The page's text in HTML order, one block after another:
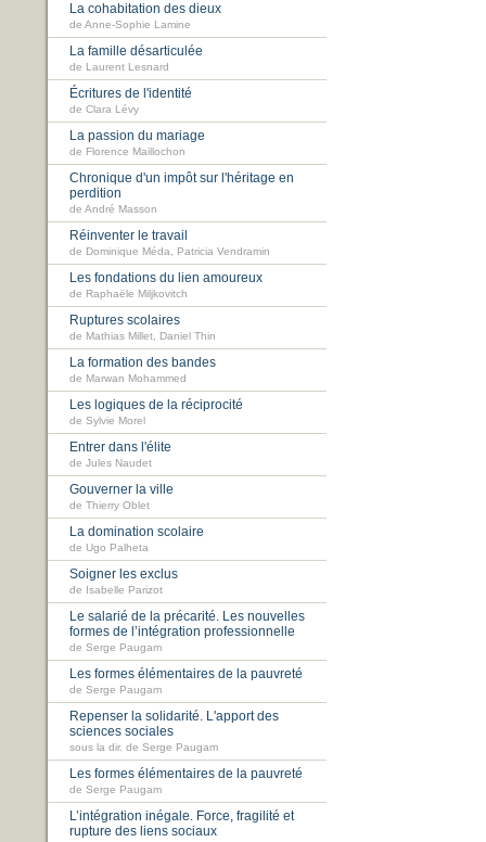
La cohabitation des dieux
de Anne-Sophie Lamine
La famille désarticulée
de Laurent Lesnard
Écritures de l'identité
de Clara Lévy
La passion du mariage
de Florence Maillochon
Chronique d'un impôt sur l'héritage en
perdition
de André Masson
Réinventer le travail
de Dominique Méda, Patricia Vendramin
Les fondations du lien amoureux
de Raphaële Miljkovitch
Ruptures scolaires
de Mathias Millet, Daniel Thin
La formation des bandes
de Marwan Mohammed
Les logiques de la réciprocité
de Sylvie Morel
Entrer dans l'élite
de Jules Naudet
Gouverner la ville
de Thierry Oblet
La domination scolaire
de Ugo Palheta
Soigner les exclus
de Isabelle Parizot
Le salarié de la précarité. Les nouvelles
formes de l’intégration professionnelle
de Serge Paugam
Les formes élémentaires de la pauvreté
de Serge Paugam
Repenser la solidarité. L'apport des
sciences sociales
sous la dir. de Serge Paugam
Les formes élémentaires de la pauvreté
de Serge Paugam
L’intégration inégale. Force, fragilité et
rupture des liens sociaux